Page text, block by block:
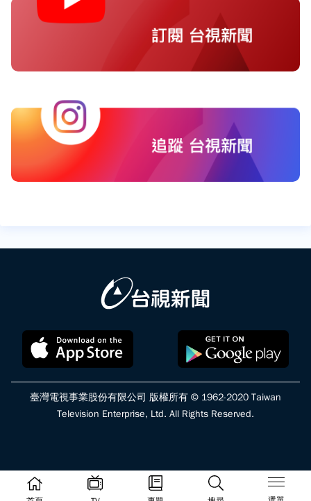
臺灣電視事業股份有限公司 版權所有 © 1962-2020 Taiwan
Television Enterprise, Ltd. All Rights Reserved.